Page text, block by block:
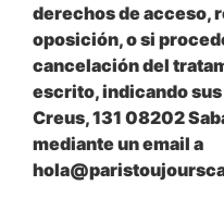
derechos de acceso,
oposición, o si
cancelación del
escrito, indicando
Creus, 131 08202
mediante un email a